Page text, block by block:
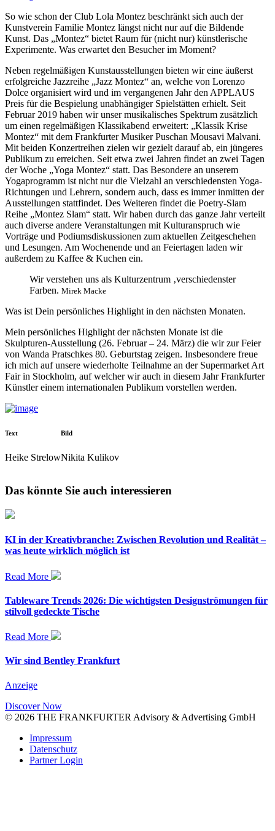
So wie schon der Club Lola Montez beschränkt sich auch der
Kunstverein Familie Montez längst nicht nur auf die Bildende
Kunst. Das „Montez“ bietet Raum für (nicht nur) künstlerische
Experimente. Was erwartet den Besucher im Moment?
Neben regelmäßigen Kunstausstellungen bieten wir eine äußerst
erfolgreiche Jazzreihe „Jazz Montez“ an, welche von Lorenzo
Dolce organisiert wird und im vergangenen Jahr den APPLAUS
Preis für die Bespielung unabhängiger Spielstätten erhielt. Seit
Februar 2019 haben wir unser musikalisches Spektrum zusätzlich
um einen regelmäßigen Klassikabend erweitert: „Klassik Krise
Montez“ mit dem Frankfurter Musiker Puschan Mousavi Malvani.
Mit beiden Konzertreihen zielen wir gezielt darauf ab, ein jüngeres
Publikum zu erreichen. Seit etwa zwei Jahren findet an zwei Tagen
der Woche „Yoga Montez“ statt. Das Besondere an unserem
Yogaprogramm ist nicht nur die Vielzahl an verschiedensten Yoga-
Richtungen und Lehrern, sondern auch, dass es immer inmitten der
Ausstellungen stattfindet. Des Weiteren findet die Poetry-Slam
Reihe „Montez Slam“ statt. Wir haben durch das ganze Jahr verteilt
auch diverse andere Veranstaltungen mit Kulturanspruch wie
Vorträge und Podiumsdiskussionen zum aktuellen Zeitgeschehen
und Lesungen. Am Wochenende und an Feiertagen laden wir
außerdem zu Kaffee & Kuchen ein.
Wir verstehen uns als Kulturzentrum ‚verschiedenster
Farben. Mirek Macke
Was ist Dein persönliches Highlight in den nächsten Monaten.
Mein persönliches Highlight der nächsten Monate ist die
Skulpturen-Ausstellung (26. Februar – 24. März) die wir zur Feier
von Wanda Pratschkes 80. Geburtstag zeigen. Insbesondere freue
ich mich auf unsere wiederholte Teilnahme an der Supermarket Art
Fair in Stockholm, auf welcher wir auch in diesem Jahr Frankfurter
Künstler einem internationalen Publikum vorstellen werden.
Text
Heike Strelow
Bild
Nikita Kulikov
Das könnte Sie auch interessieren
KI in der Kreativbranche: Zwischen Revolution und Realität –
was heute wirklich möglich ist
Read More
Tableware Trends 2026: Die wichtigsten Designströmungen für
stilvoll gedeckte Tische
Read More
Wir sind Bentley Frankfurt
Anzeige
Discover Now
© 2026 THE FRANKFURTER Advisory & Advertising GmbH
Impressum
Datenschutz
Partner Login